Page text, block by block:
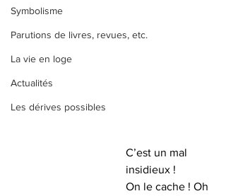
Symbolisme
Parutions de livres, revues, etc.
La vie en loge
Actualités
Les dérives possibles
C’est un mal
insidieux !
On le cache ! Oh